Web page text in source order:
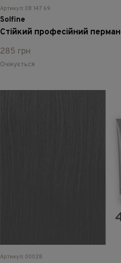
Артикул: 08 147 69
Solfine
285 грн
Очікується
Артикул: 00028